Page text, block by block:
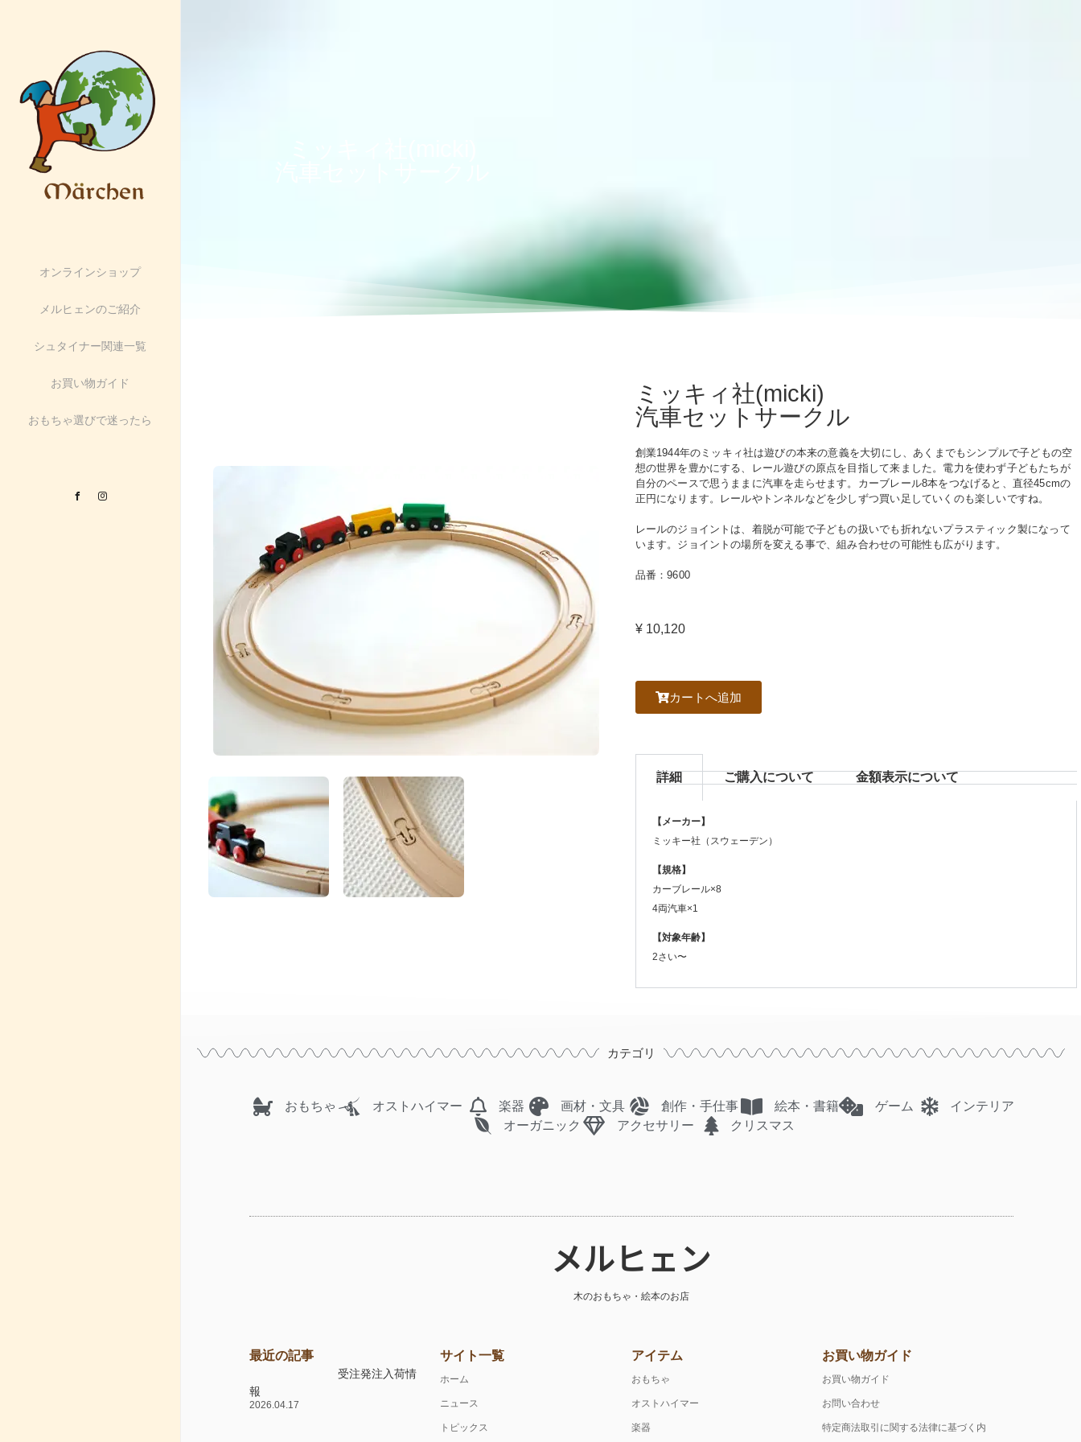
オンラインショップ
メルヒェンのご紹介
シュタイナー関連一覧
お買い物ガイド
おもちゃ選びで迷ったら
Facebook
ミッキィ社(micki)
汽車セットサークル
創業1944年のミッキィ社は遊びの本来の意義を大切にし、あくまでもシンプルで子どもの空
想の世界を豊かにする、レール遊びの原点を目指して来ました。電力を使わず子どもたちが
自分のペースで思うままに汽車を走らせます。カーブレール8本をつなげると、直径45cmの
正円になります。レールやトンネルなどを少しずつ買い足していくのも楽しいですね。
レールのジョイントは、着脱が可能で子どもの扱いでも折れないプラスティック製になって
います。ジョイントの場所を変える事で、組み合わせの可能性も広がります。
品番：9600
¥ 10,120
カートへ追加
詳細 ご購入について ⾦額表⽰について
【メーカー】
ミッキー社（スウェーデン）
【規格】
カーブレール×8
4両汽車×1
【対象年齢】
2さい〜
カテゴリ
おもちゃ オストハイマー 楽器 画材・文具 創作・手仕事 絵本・書籍 ゲーム
インテリア
オーガニック
アクセサリー クリスマス
メルヒェン
木のおもちゃ・絵本のお店
最近の記事
受注発注入荷情
報
2026.04.17
サイト一覧
ホーム
ニュース
トピックス
アイテム
おもちゃ
オストハイマー
楽器
お買い物ガイド
お買い物ガイド
お問い合わせ
特定商法取引に関する法律に基づく内